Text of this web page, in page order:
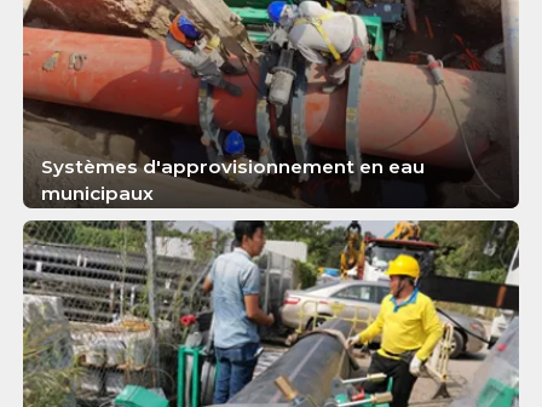
Systèmes d'approvisionnement en eau
municipaux
APPRENDRE ENCORE PLUS